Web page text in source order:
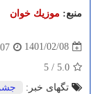
منبع: موزیك خوان
1401/02/08
5.0
/
5
تگهای خبر: